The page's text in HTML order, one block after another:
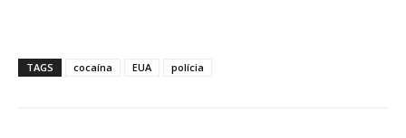
TAGS cocaína EUA polícia